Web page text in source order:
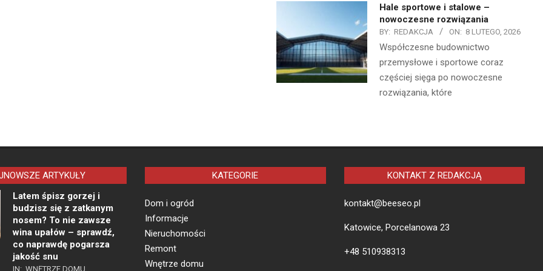
Hale sportowe i stalowe –
nowoczesne rozwiązania
BY: REDAKCJA ON: 8 LUTEGO, 2026
Współczesne budownictwo
przemysłowe i sportowe coraz
częściej sięga po nowoczesne
rozwiązania, które
ARTYKUŁY
Latem śpisz gorzej i
budzisz się z zatkanym
nosem? To nie zawsze
wina upałów – sprawdź,
co naprawdę pogarsza
jakość snu
IN: WNĘTRZE DOMU
KATEGORIE
Dom i ogród
Informacje
Nieruchomości
Remont
Wnętrze domu
KONTAKT Z REDAKCJĄ
kontakt@beeseo.pl
Katowice, Porcelanowa 23
+48 510938313